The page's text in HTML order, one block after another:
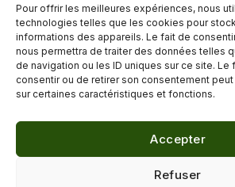
Pour offrir les meilleures expériences, nous
technologies telles que les cookies pour
informations des appareils. Le fait de
nous permettra de traiter des données telles
de navigation ou les ID uniques sur ce site. Le
consentir ou de retirer son consentement
sur certaines caractéristiques et fonctions.
Accepter
Refuser
une protection SPF 30 minimum est
soleil apparent lors d’activités en extérieur.
←Article précédent